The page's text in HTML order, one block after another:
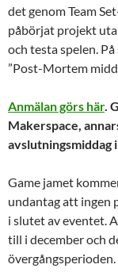
det genom Team
påbörjat projekt
och testa spelen.
”Post-Mortem
Anmälan görs här.
Makerspace,
avslutningsmiddag
Game jamet
undantag att ingen
i slutet av eventet.
till i december och
övergångsperioden.